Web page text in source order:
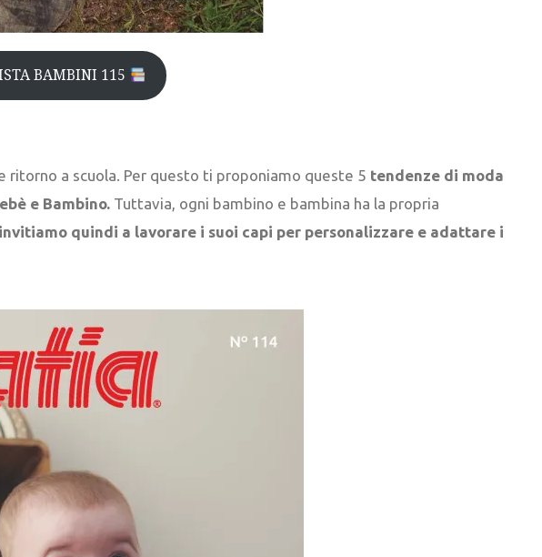
BAMBINI 115
a scuola. Per questo ti proponiamo queste 5 tendenze di moda
e Bambino. Tuttavia, ogni bambino e bambina ha la propria
quindi a lavorare i suoi capi per personalizzare e adattare i